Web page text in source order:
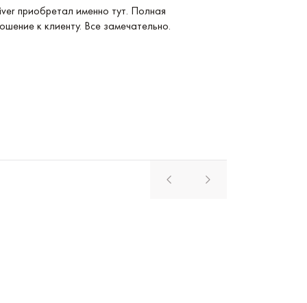
приобретал именно тут. Полная
к клиенту. Все замечательно.